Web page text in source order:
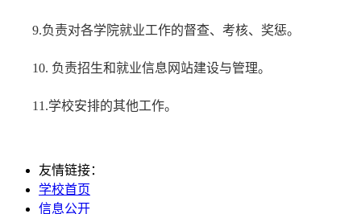
9.负责对各学院就业工作的督查、考核、奖惩。
10. 负责招生和就业信息网站建设与管理。
11.学校安排的其他工作。
友情链接：
学校首页
信息公开